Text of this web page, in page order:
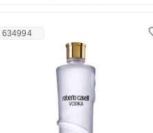
634994